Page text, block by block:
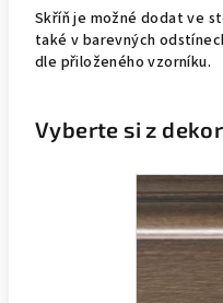
Skříň je možné dodat ve
také v barevných
dle přiloženého vzorníku.
Vyberte si z